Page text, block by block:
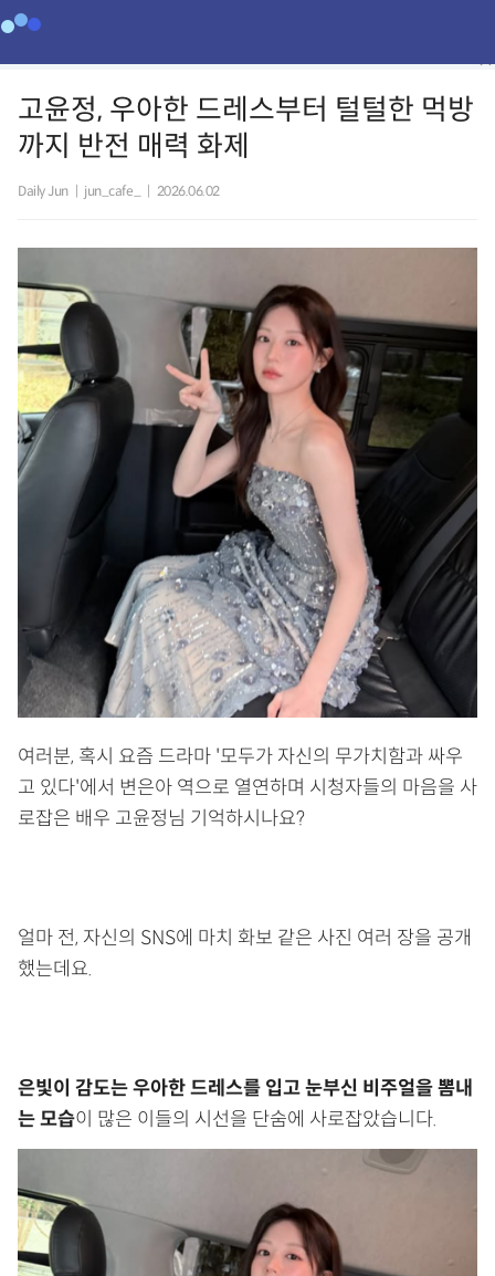
고윤정, 우아한 드레스부터 털털한 먹방
까지 반전 매력 화제
Daily Jun jun_cafe_ 2026.06.02
여러분, 혹시 요즘 드라마 '모두가 자신의 무가치함과 싸우
고 있다'에서 변은아 역으로 열연하며 시청자들의 마음을 사
로잡은 배우 고윤정님 기억하시나요?
얼마 전, 자신의 SNS에 마치 화보 같은 사진 여러 장을 공개
했는데요.
은빛이 감도는 우아한 드레스를 입고 눈부신 비주얼을 뽐내
는 모습이 많은 이들의 시선을 단숨에 사로잡았습니다.